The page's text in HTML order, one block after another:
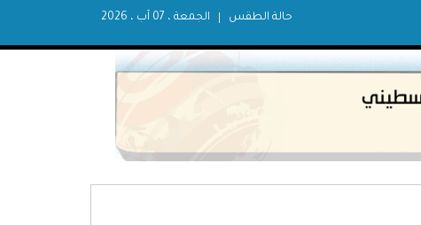
الجمعة ، 07 آب ، 2026 حالة الطقس